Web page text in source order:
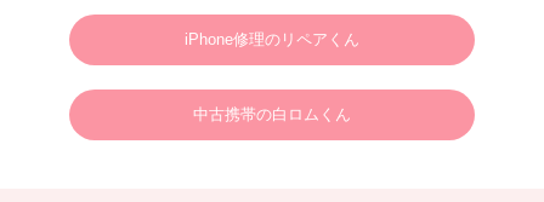
2025年1月1日
ボラカイウェディングフォト一同
2025.01.22
N様 2025年3月 ウェディングフォトご予約ありがとうございます。
iPhone修理のリペアくん
中古携帯の白ロムくん